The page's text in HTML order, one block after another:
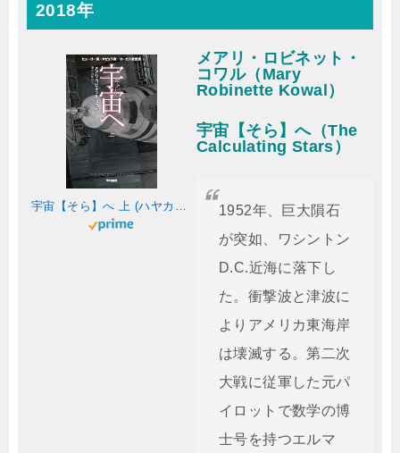
2018年
宇宙【そら】へ 上 (ハヤカワ文庫SF)
メアリ・ロビネット・
コワル（Mary
Robinette Kowal）
宇宙【そら】へ（The
Calculating Stars）
1952年、巨大隕石
が突如、ワシントン
D.C.近海に落下し
た。衝撃波と津波に
よりアメリカ東海岸
は壊滅する。第二次
大戦に従軍した元パ
イロットで数学の博
士号を持つエルマ